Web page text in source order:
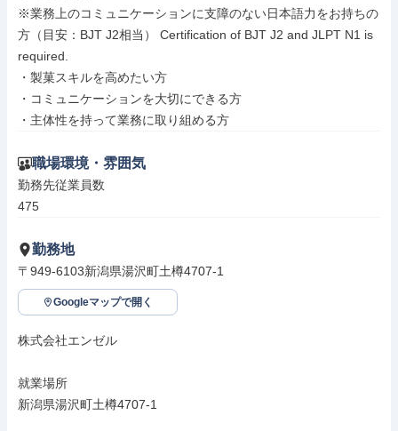
※業務上のコミュニケーションに支障のない日本語力をお持ちの
方（目安：BJT J2相当） Certification of BJT J2 and JLPT N1 is
required.
・製菓スキルを高めたい方
・コミュニケーションを大切にできる方
・主体性を持って業務に取り組める方
職場環境・雰囲気
勤務先従業員数
475
勤務地
〒949-6103新潟県湯沢町土樽4707-1
Googleマップで開く
株式会社エンゼル
就業場所
新潟県湯沢町土樽4707-1